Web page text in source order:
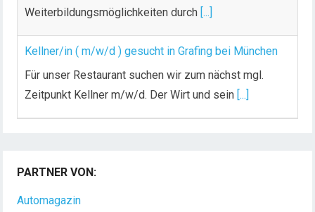
Weiterbildungsmöglichkeiten durch [...]
Kellner/in ( m/w/d ) gesucht in Grafing bei München
Für unser Restaurant suchen wir zum nächst mgl.
Zeitpunkt Kellner m/w/d. Der Wirt und sein [...]
PARTNER VON:
Automagazin